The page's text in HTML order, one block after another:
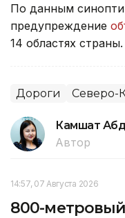
По данным
предупреждение
14 областях страны.
Дороги Северо-
Камшат
Автор
14:57, 07 Августа 2026
800-